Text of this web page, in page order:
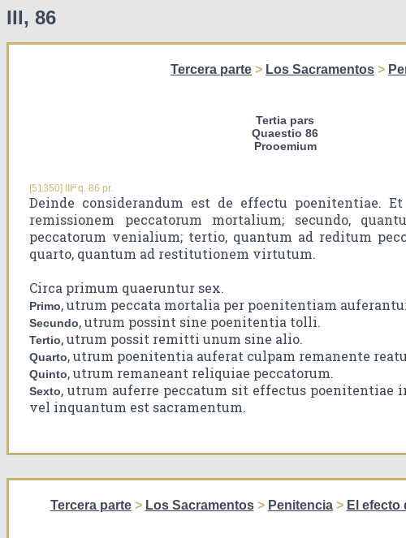
III, 86
Tercera parte > Los Sacramentos >
Tertia pars
Quaestio 86
Prooemium
[51350] IIIª q. 86 pr.
Deinde considerandum est de effectu poenitentiae.
remissionem peccatorum mortalium; secundo,
peccatorum venialium; tertio, quantum ad reditum
quarto, quantum ad restitutionem virtutum.
Circa primum quaeruntur sex.
Primo, utrum peccata mortalia per poenitentiam
Secundo, utrum possint sine poenitentia tolli.
Tertio, utrum possit remitti unum sine alio.
Quarto, utrum poenitentia auferat culpam remanente
Quinto, utrum remaneant reliquiae peccatorum.
Sexto, utrum auferre peccatum sit effectus poenitentiae
vel inquantum est sacramentum.
Tercera parte> Los Sacramentos> Penitencia> El efecto